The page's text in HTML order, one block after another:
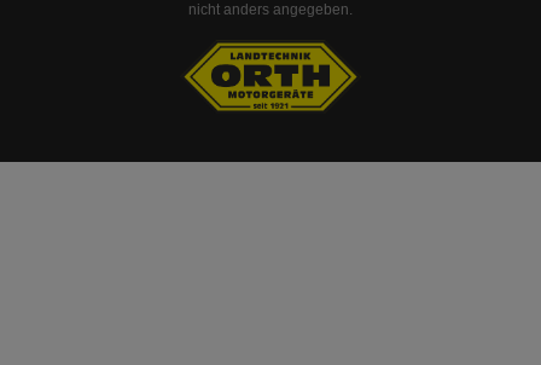
nicht anders angegeben.